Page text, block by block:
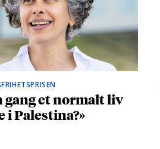
gang et normalt liv
i Palestina?»